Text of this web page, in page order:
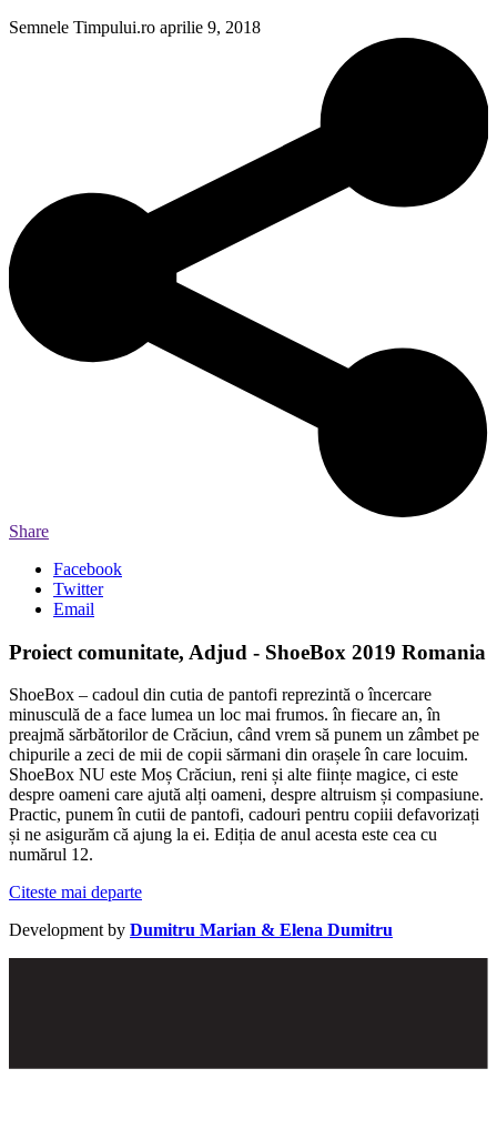
Semnele Timpului.ro aprilie 9, 2018
Share
Facebook
Twitter
Email
Proiect comunitate, Adjud - ShoeBox 2019 Romania
ShoeBox – cadoul din cutia de pantofi reprezintă o încercare
minusculă de a face lumea un loc mai frumos. în fiecare an, în
preajmă sărbătorilor de Crăciun, când vrem să punem un zâmbet pe
chipurile a zeci de mii de copii sărmani din orașele în care locuim.
ShoeBox NU este Moș Crăciun, reni și alte ființe magice, ci este
despre oameni care ajută alți oameni, despre altruism și compasiune.
Practic, punem în cutii de pantofi, cadouri pentru copiii defavorizați
și ne asigurăm că ajung la ei. Ediția de anul acesta este cea cu
numărul 12.
Citeste mai departe
Development by Dumitru Marian & Elena Dumitru